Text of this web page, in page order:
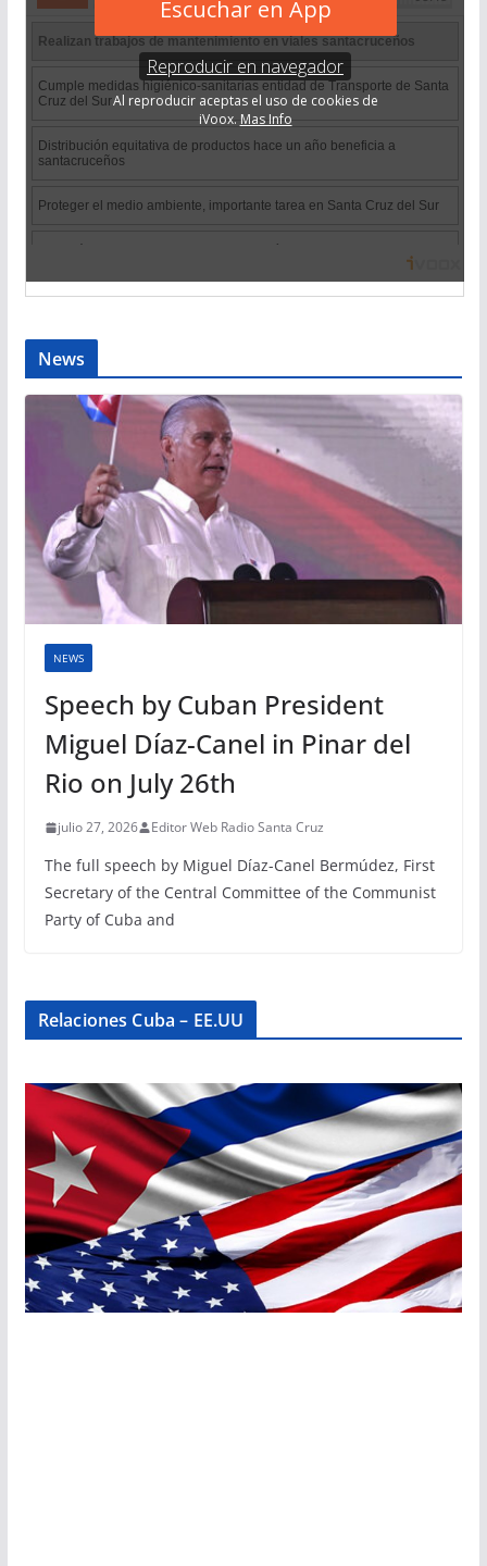
News
NEWS
Speech by Cuban President
Miguel Díaz-Canel in Pinar del
Rio on July 26th
julio 27, 2026 Editor Web Radio Santa Cruz
The full speech by Miguel Díaz-Canel Bermúdez, First
Secretary of the Central Committee of the Communist
Party of Cuba and
Relaciones Cuba – EE.UU